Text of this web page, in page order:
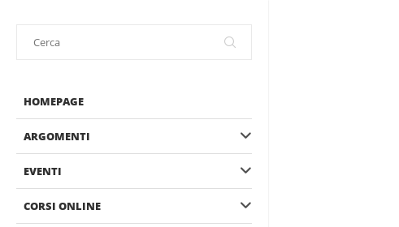
HOMEPAGE
ARGOMENTI
EVENTI
CORSI ONLINE